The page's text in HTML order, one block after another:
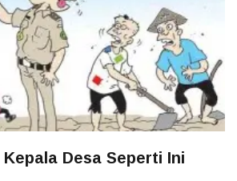
Desa Seperti Ini